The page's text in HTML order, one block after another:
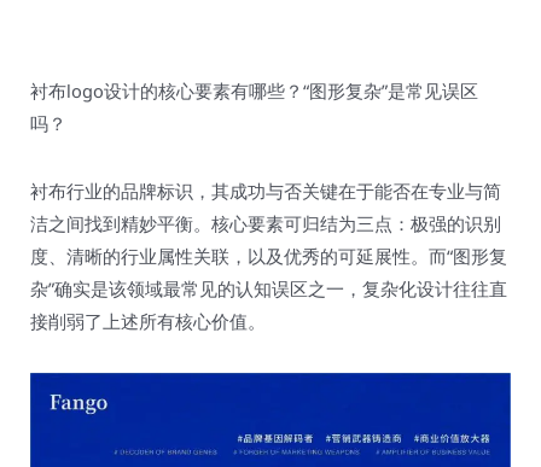
衬布logo设计的核心要素有哪些？“图形复杂”是常见误区
吗？
衬布行业的品牌标识，其成功与否关键在于能否在专业与简
洁之间找到精妙平衡。核心要素可归结为三点：极强的识别
度、清晰的行业属性关联，以及优秀的可延展性。而“图形复
杂”确实是该领域最常见的认知误区之一，复杂化设计往往直
接削弱了上述所有核心价值。